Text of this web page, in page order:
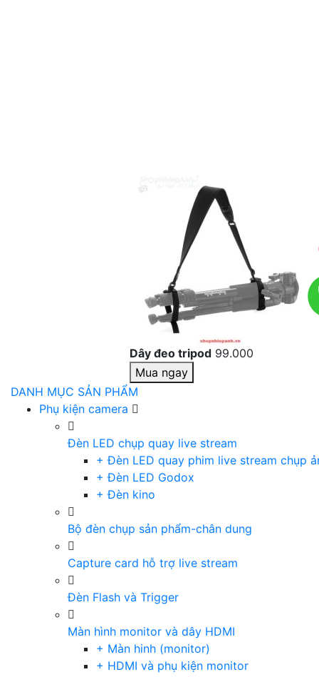
Dây đeo tripod 99.000
Mua ngay
DANH MỤC SẢN PHẨM
Phụ kiện camera
Đèn LED chụp quay live stream
+ Đèn LED quay phim live stream chụp
+ Đèn LED Godox
+ Đèn kino
Bộ đèn chụp sản phẩm-chân dung
Capture card hỗ trợ live stream
Đèn Flash và Trigger
Màn hình monitor và dây HDMI
+ Màn hinh (monitor)
+ HDMI và phụ kiện monitor